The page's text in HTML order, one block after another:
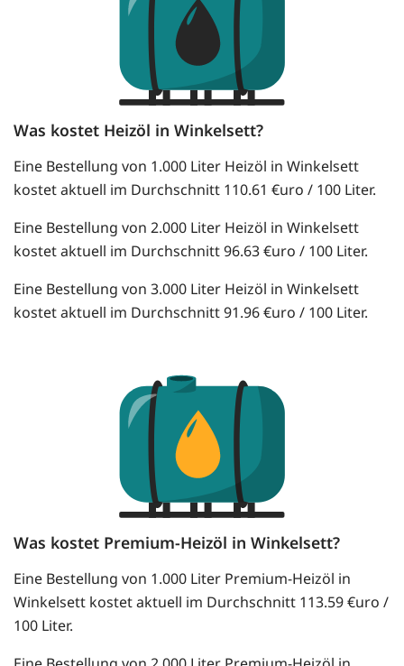
Was kostet Heizöl in Winkelsett?
Eine Bestellung von 1.000 Liter Heizöl in Winkelsett
kostet aktuell im Durchschnitt 110.61 €uro / 100 Liter.
Eine Bestellung von 2.000 Liter Heizöl in Winkelsett
kostet aktuell im Durchschnitt 96.63 €uro / 100 Liter.
Eine Bestellung von 3.000 Liter Heizöl in Winkelsett
kostet aktuell im Durchschnitt 91.96 €uro / 100 Liter.
Was kostet Premium-Heizöl in Winkelsett?
Eine Bestellung von 1.000 Liter Premium-Heizöl in
Winkelsett kostet aktuell im Durchschnitt 113.59 €uro /
100 Liter.